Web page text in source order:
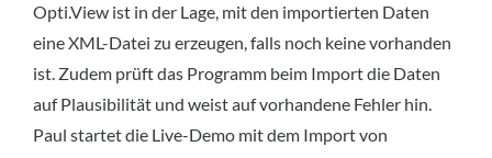
Opti.View ist in der Lage, mit den importierten Daten
eine XML-Datei zu erzeugen, falls noch keine vorhanden
ist. Zudem prüft das Programm beim Import die Daten
auf Plausibilität und weist auf vorhandene Fehler hin.
Paul startet die Live-Demo mit dem Import von